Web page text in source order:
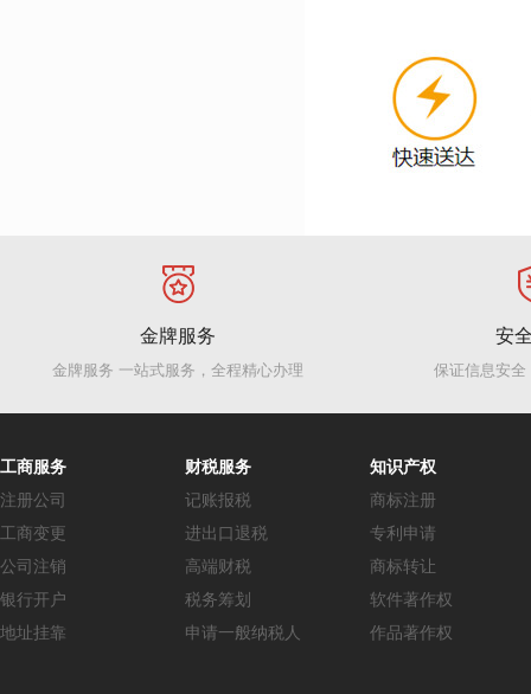
金牌服务
金牌服务 一站式服务，全程精心办理
安
保证信息安
工商服务
注册公司
工商变更
公司注销
银行开户
地址挂靠
财税服务
记账报税
进出口退税
高端财税
税务筹划
申请一般纳税人
知识产权
商标注册
专利申请
商标转让
软件著作权
作品著作权